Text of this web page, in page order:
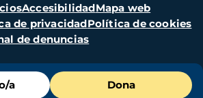
a Dona
AccesibilidadMapa web
de privacidadPolítica de cookies
de denuncias